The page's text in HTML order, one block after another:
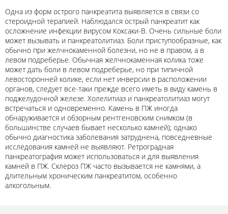
Одна из форм острого панкреатита выявляется в связи со
стероидной терапией. Наблюдался острый панкреатит как
осложнение инфекции вирусом Коксаки-В. Очень сильные боли
может вызывать и панкреатолитиаз. Боли приступообразные, как
обычно при желчнокаменной болезни, но не в правом, а в
левом подреберье. Обычная желчнокаменная колика тоже
может дать боли в левом подреберье, но при типичной
левосторонней колике, если нет инверсии в расположении
органов, следует все-таки прежде всего иметь в виду камень в
поджелудочной железе. Холелитиаз и панкреатолитиаз могут
встречаться и одновременно. Камень в ПЖ иногда
обнаруживается и обзорным рентгеновским снимком (в
большинстве случаев бывает несколько камней); однако
обычно диагностика заболевания затруднена, повседневные
исследования камней не выявляют. Ретроградная
панкреатография может использоваться и для выявления
камней в ПЖ. Склероз ПЖ часто вызывается не камнями, а
длительным хроническим панкреатитом, особенно
алкогольным.